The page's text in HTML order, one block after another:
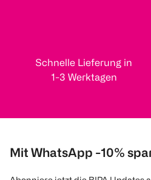
Schnelle Lieferung in
1-3 Werktagen
Mit WhatsApp -10%